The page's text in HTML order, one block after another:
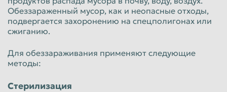
Обеззараженный мусор, как и неопасные отходы,
подвергается захоронению на спецполигонах или
сжиганию.
Для обеззараживания применяют следующие
методы:
Стерилизация